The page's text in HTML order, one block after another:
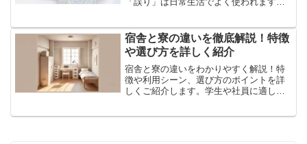
違いがあります。両方とも「間違い」を
意味しますが、それぞれ使い方...
宿舎と寮の違いを徹底解説！特徴
や選び方を詳しく紹介
宿舎と寮の違いをわかりやすく解説！特
徴や利用シーン、選び方のポイントを詳
しくご紹介します。学生や社員に適した